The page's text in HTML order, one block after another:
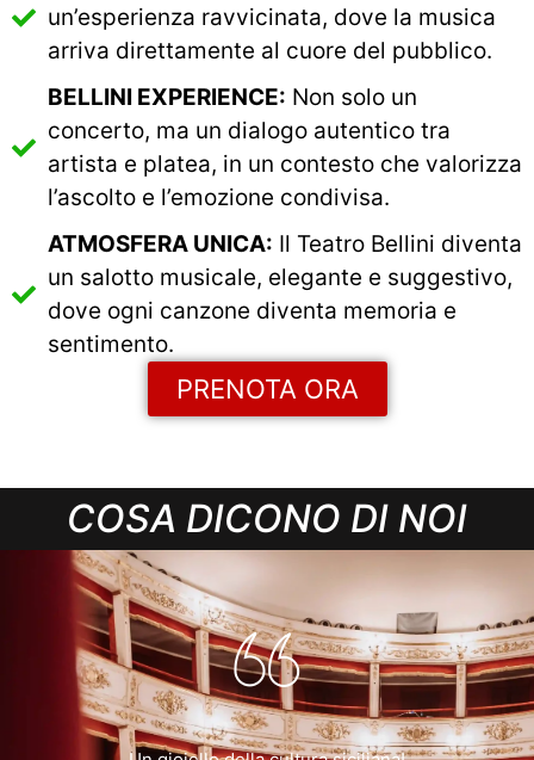
un’esperienza ravvicinata, dove la musica
arriva direttamente al cuore del pubblico.
BELLINI EXPERIENCE: Non solo un
concerto, ma un dialogo autentico tra
artista e platea, in un contesto che valorizza
l’ascolto e l’emozione condivisa.
ATMOSFERA UNICA: Il Teatro Bellini diventa
un salotto musicale, elegante e suggestivo,
dove ogni canzone diventa memoria e
sentimento.
PRENOTA ORA
COSA DICONO DI NOI